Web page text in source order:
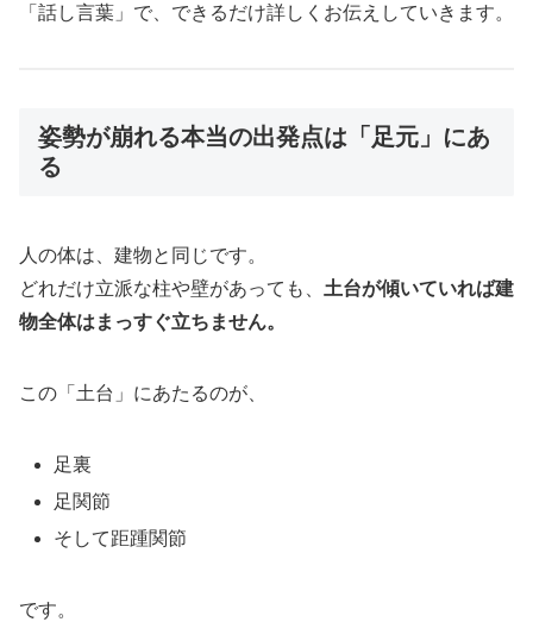
「話し言葉」で、できるだけ詳しくお伝えしていきます。
姿勢が崩れる本当の出発点は「足元」にあ
る
人の体は、建物と同じです。
どれだけ立派な柱や壁があっても、 土台が傾いていれば建
物全体はまっすぐ立ちません。
この「土台」にあたるのが、
足裏
足関節
そして距踵関節
です。